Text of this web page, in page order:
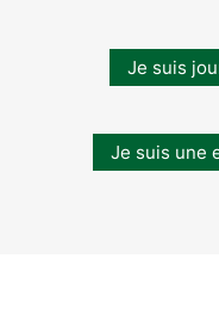
Je suis
Je suis une